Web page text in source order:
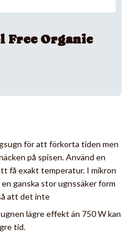
Free Organic
för att förkorta tiden men
på spisen. Använd en
få exakt temperatur. I mikron
ganska stor ugnssäker form
att det inte
lägre effekt än 750 W kan
tid.